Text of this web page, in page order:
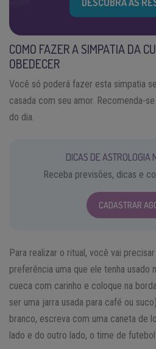
COMO FAZER A SIMPATIA DA
OBEDECER
Você só poderá fazer esta simpatia
casada com seu amor. Recomenda-
do dia.
DICAS DE ASTROLOGIA
Receba previsões, dicas e
CADASTRAR
Para realizar o ritual, você vai
preferência uma que ele tenha usado
cueca com carinho e coloque na
ser uma jarra usada para café ou
branco, escreva com uma caneta de
lado e do outro lado, o time de